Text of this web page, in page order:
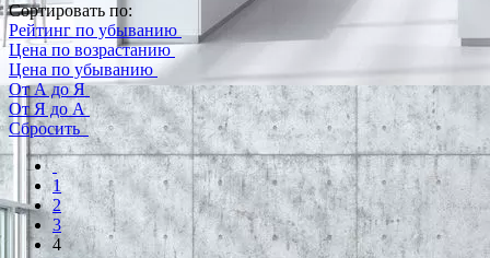
Сортировать по:
Рейтинг по убыванию
Цена по возрастанию
Цена по убыванию
От А до Я
От Я до А
Сбросить
1
2
3
4